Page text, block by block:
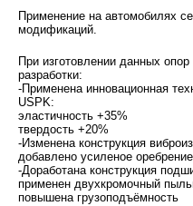
Применение на автомобилях
модификаций.
При изготовлении данных
разработки:
-Применена инновационная
USPK:
эластичность +35%
твердость +20%
-Изменена конструкция
добавлено усиленое оребрение
-Доработана конструкция
применен двухкромочный
повышена грузоподъёмность